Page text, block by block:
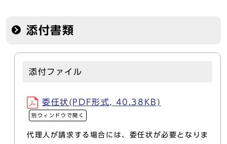
添付書類
添付ファイル
委任状(PDF形式, 40.38KB)
別ウィンドウで開く
代理人が請求する場合には、委任状が必要となりま